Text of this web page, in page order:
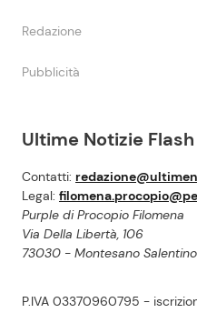
Ultime Notizie Flash
Contatti:
Legal:
Purple di Procopio Filomena
Via Della Libertà, 106
73030 - Montesano
P.IVA 03370960795 -
Redazione
Pubblicità